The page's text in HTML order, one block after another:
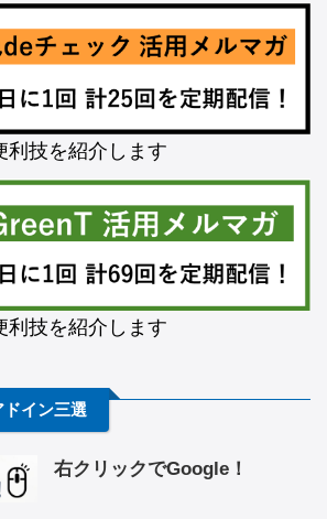
利技を紹介します
利技を紹介します
イン三選
右クリックでGoogle！